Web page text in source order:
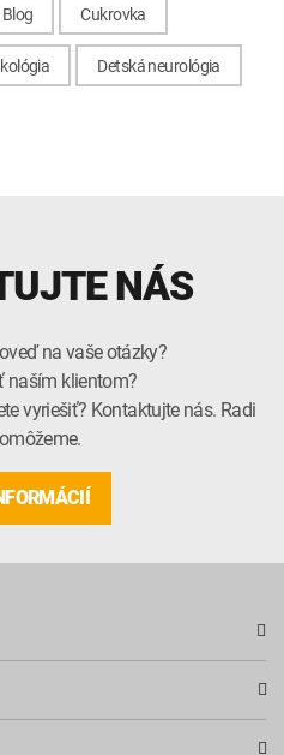
Blog Cukrovka
Detská neurológia
NÁS
na vaše otázky?
naším klientom?
vyriešiť? Kontaktujte nás. Radi